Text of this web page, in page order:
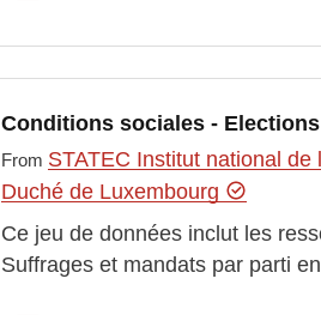
Conditions sociales -
From STATEC Institut national
Duché de Luxembourg
Ce jeu de données inclut les
Suffrages et mandats par parti